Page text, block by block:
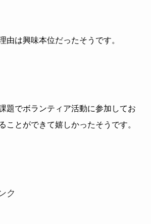
由は興味本位だったそうです。
題でボランティア活動に参加してお
ことができて嬉しかったそうです。
ク